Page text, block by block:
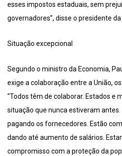
esses impostos estaduais, sem
governadores”, disse o presidente
Situação excepcional
Segundo o ministro da Economia,
exige a colaboração entre a União,
“Todos têm de colaborar. Estados e
situação que nunca estiveram
pagando os fornecedores. Estão
dando até aumento de salários.
compromisso com a proteção da